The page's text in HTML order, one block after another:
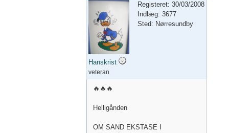
Hanskrist
veteran
Registeret: 30/03/2008
Indlæg: 3677
Sted: Nørresundby
🔥🔥🔥
Helligånden
OM SAND EKSTASE I